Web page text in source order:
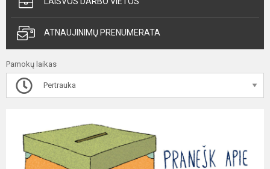
ATNAUJINIMŲ PRENUMERATA
Pamokų laikas
Pertrauka